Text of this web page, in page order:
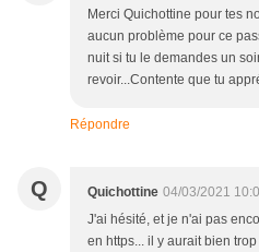
Merci Quichottine pour tes
aucun problème pour ce
nuit si tu le demandes un
revoir...Contente que tu
Répondre
Q Quichottine 04/03/2021
J'ai hésité, et je n'ai pas
en https... il y aurait bien